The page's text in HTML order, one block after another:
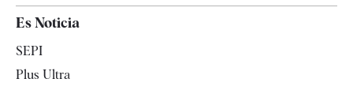
España
Es Noticia
SEPI
Plus Ultra